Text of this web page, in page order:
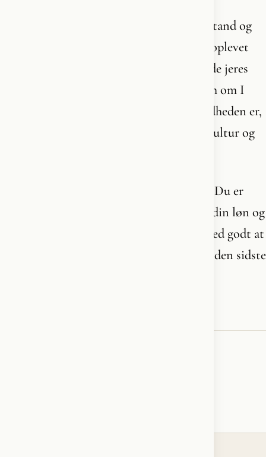
Og I skal vide, at der kommer mere modstand og
modtryk fra folket end I nogensinde har oplevet
før. Jeg vil personligt gå forrest for at kalde jeres
hykleri ud - det hykleri, der skal se ud som om I
varetager danskernes ve og vel, mens sandheden er,
at I systematisk undergraver vores egen kultur og
Men lad mig minde dig om noget, Mette. Du er
ansat af os. Du arbejder for os. Vi betaler din løn og
pension. Du er intet uden folket. Og du ved godt at
flertallet af folket står til at fyre dig. Nyd den sidste